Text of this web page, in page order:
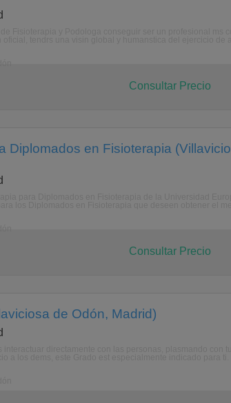
Consultar Precio
Diplomados en Fisioterapia
Consultar Precio
de Odón, Madrid)